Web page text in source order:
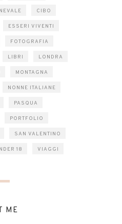
CIBO
ESSERI VIVENTI
FOTOGRAFIA
LIBRI LONDRA
MONTAGNA
NONNE ITALIANE
PASQUA
PORTFOLIO
SAN VALENTINO
18 VIAGGI
ME